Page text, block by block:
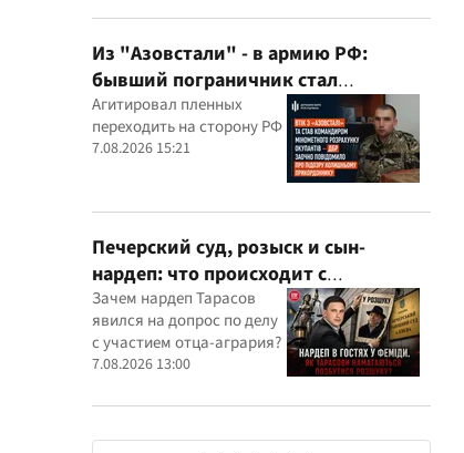
значительно выше
рыночной
Из "Азовстали" - в армию РФ:
бывший пограничник стал
командиром минометного расчета
оккупантов
Агитировал пленных
переходить на сторону РФ
7.08.2026 15:21
Печерский суд, розыск и сын-
нардеп: что происходит с
уголовными производствами с
участием агробарона Тарасова?
Зачем нардеп Тарасов
явился на допрос по делу
с участием отца-агрария?
7.08.2026 13:00